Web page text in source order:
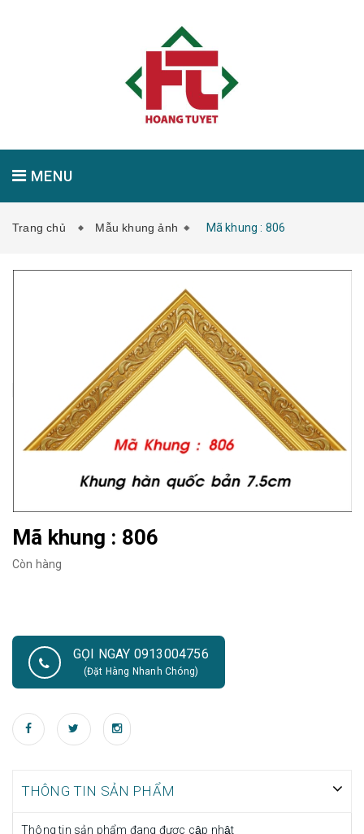
MENU
Trang chủ Mẫu khung ảnh Mã khung : 806
Mã khung : 806
Còn hàng
GỌI NGAY 0913004756
(Đặt Hàng Nhanh Chóng)
THÔNG TIN SẢN PHẨM
Thông tin sản phẩm đang được cập nhật